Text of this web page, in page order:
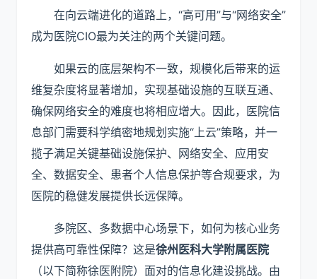
在向云端进化的道路上，“高可用”与“网络安全”
成为医院CIO最为关注的两个关键问题。
如果云的底层架构不一致，规模化后带来的运
维复杂度将显著增加，实现基础设施的互联互通、
确保网络安全的难度也将相应增大。因此，医院信
息部门需要科学缜密地规划实施“上云”策略，并一
揽子满足关键基础设施保护、网络安全、应用安
全、数据安全、患者个人信息保护等合规要求，为
医院的稳健发展提供长远保障。
多院区、多数据中心场景下，如何为核心业务
提供高可靠性保障？这是徐州医科大学附属医院
（以下简称徐医附院）面对的信息化建设挑战。由